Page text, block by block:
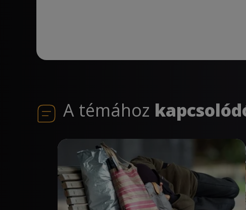
A témához